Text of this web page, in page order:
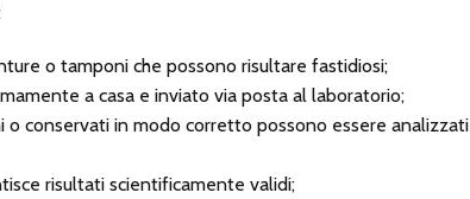
o tamponi che possono risultare fastidiosi;
a casa e inviato via posta al laboratorio;
o conservati in modo corretto possono essere analizzati
risultati scientificamente validi;